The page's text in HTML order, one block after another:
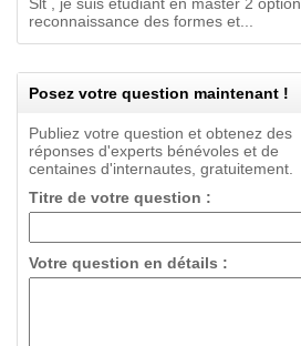
reconnaissance des formes et...
Posez votre question maintenant !
Publiez votre question et obtenez des
réponses d'experts bénévoles et de
centaines d'internautes, gratuitement.
Titre de votre question :
Votre question en détails :